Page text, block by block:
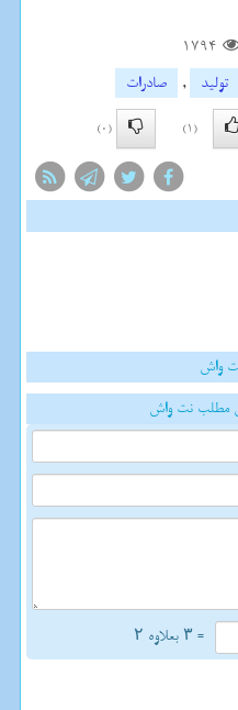
1794
تولید ,
صادرات
(1)
(0)
واش
مطلب نت واش
= ۳ بعلاوه ۲